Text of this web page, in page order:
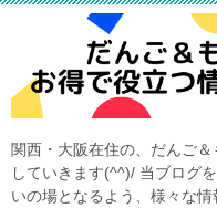
関西・大阪在住の、だんご
していきます(^^)/ 当ブログ
いの場となるよう、様々な